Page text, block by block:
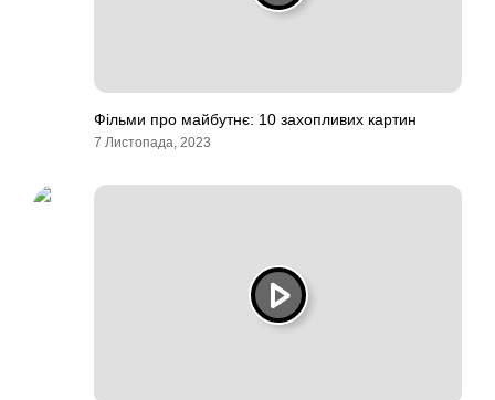
Фільми про майбутнє: 10 захопливих картин
7 Листопада, 2023